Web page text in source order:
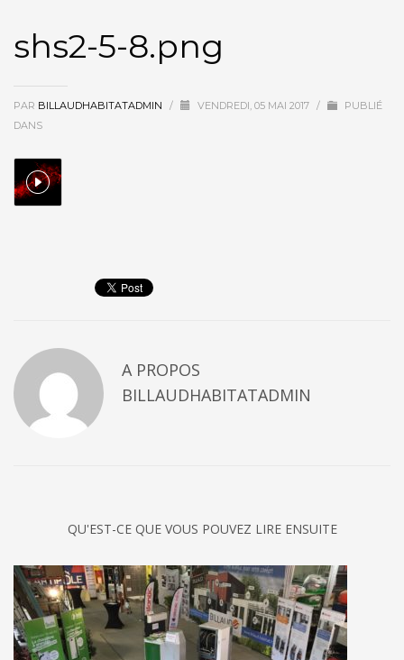
shs2-5-8.png
PAR BILLAUDHABITATADMIN / VENDREDI, 05 MAI 2017 /
PUBLIÉ
DANS
A PROPOS
BILLAUDHABITATADMIN
QU'EST-CE QUE VOUS POUVEZ LIRE ENSUITE